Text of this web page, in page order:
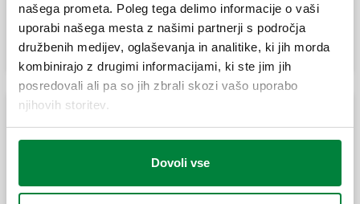
našega prometa. Poleg tega delimo informacije o vaši
uporabi našega mesta z našimi partnerji s področja
družbenih medijev, oglaševanja in analitike, ki jih morda
kombinirajo z drugimi informacijami, ki ste jim jih
posredovali ali pa so jih zbrali skozi vašo uporabo
njihovih storitev.
Dovoli vse
Razdelilnik za sisteme ogrevanja in
hlajenja. 4 izhodi.
Razdelilnik za sisteme ogrevanja in
Hidravlični ločevalnik za ogrevalne in
Razširi
ogrevanja DN 32
Razdelilnik za sisteme ogrevanja in